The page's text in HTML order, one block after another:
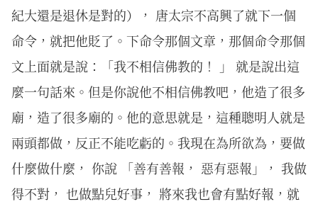
紀大還是退休是對的）， 唐太宗不高興了就下一個
命令，就把他貶了。下命令那個文章，那個命令那個
文上面就是說：「我不相信佛教的！ 」 就是說出這
麼一句話來。但是你說他不相信佛教吧，他造了很多
廟，造了很多廟的。他的意思就是，這種聰明人就是
兩頭都做，反正不能吃虧的。我現在為所欲為，要做
什麼做什麼， 你說 「善有善報， 惡有惡報」， 我做
得不對， 也做點兒好事， 將來我也會有點好報，就